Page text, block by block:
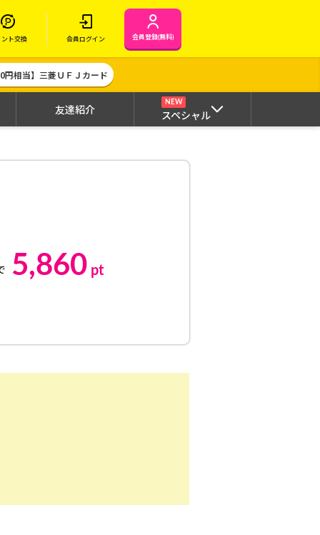
ント交換 会員ログイン 会員登録(無料)
円相当】三菱ＵＦＪカード
友達紹介
NEW
スペシャル
5,860 pt